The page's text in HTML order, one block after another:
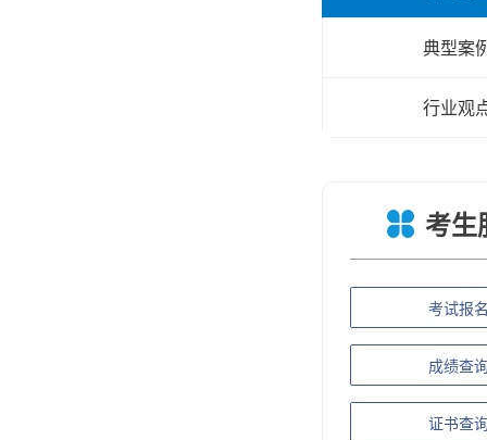
典型案
行业观
考生
考试报
成绩查
证书查